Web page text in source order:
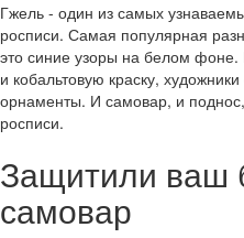
Гжель - один из самых
росписи. Самая популярная
это синие узоры на белом фоне.
и кобальтовую краску,
орнаменты. И самовар, и
росписи.
Защитили ваш
самовар